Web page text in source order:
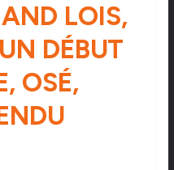
LOIS,
DÉBUT
OSÉ,